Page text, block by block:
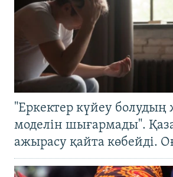
"Еркектер күйеу болудың
моделін шығармады".
ажырасу қайта көбейді.